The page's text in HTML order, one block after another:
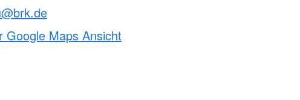
Google Maps Ansicht